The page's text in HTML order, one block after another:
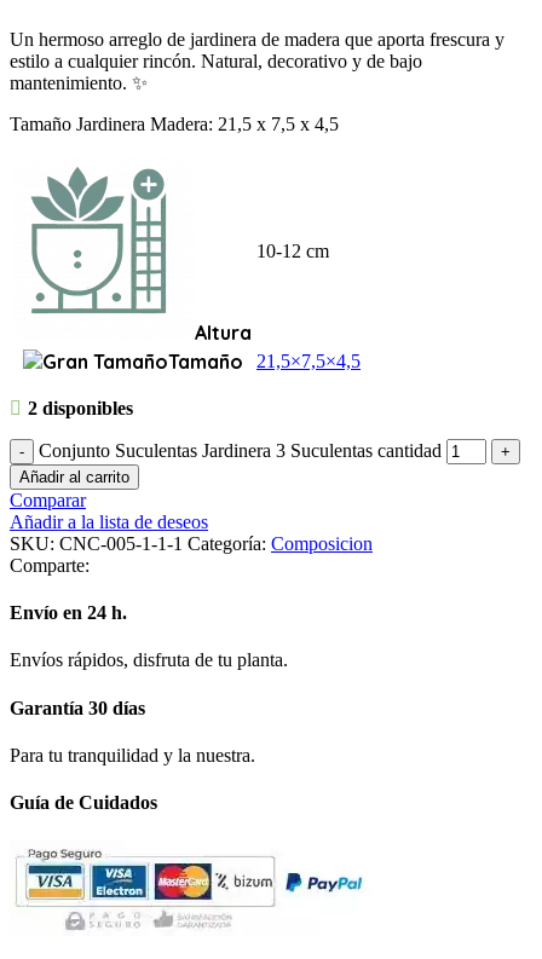
Un hermoso arreglo de jardinera de madera que aporta frescura y
estilo a cualquier rincón. Natural, decorativo y de bajo
mantenimiento. ✨
Tamaño Jardinera Madera: 21,5 x 7,5 x 4,5
Altura
10-12 cm
Tamaño 21,5×7,5×4,5
2 disponibles
Conjunto Suculentas Jardinera 3 Suculentas cantidad
Añadir al carrito
Comparar
Añadir a la lista de deseos
SKU: CNC-005-1-1-1 Categoría: Composicion
Comparte:
Envío en 24 h.
Envíos rápidos, disfruta de tu planta.
Garantía 30 días
Para tu tranquilidad y la nuestra.
Guía de Cuidados